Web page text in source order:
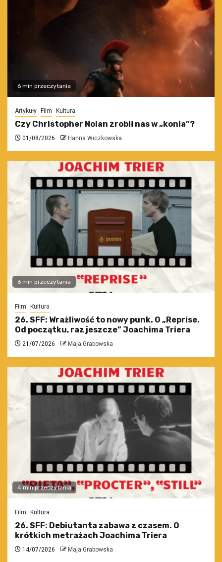
6 min przeczytania
Artykuły Film Kultura
Czy Christopher Nolan zrobił nas w „konia”?
01/08/2026 Hanna Wiczkowska
6 min przeczytania
Film Kultura
26. SFF: Wrażliwość to nowy punk. O „Reprise.
Od początku, raz jeszcze” Joachima Triera
21/07/2026 Maja Grabowska
4 min przeczytania
Film Kultura
26. SFF: Debiutanta zabawa z czasem. O
krótkich metrażach Joachima Triera
14/07/2026 Maja Grabowska